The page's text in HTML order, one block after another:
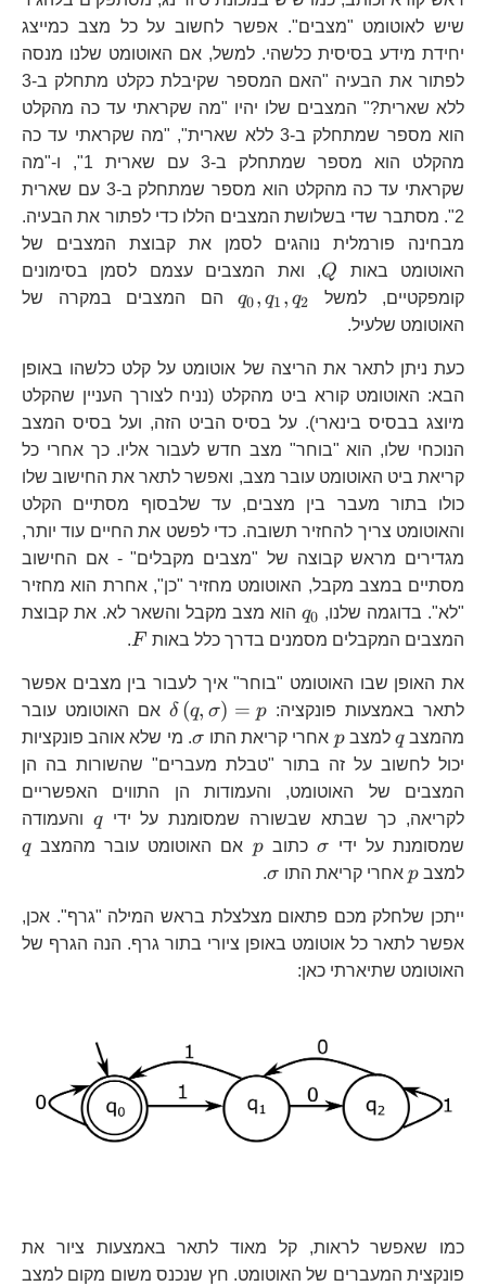
שיש לאוטומט "מצבים". אפשר לחשוב על כל מצב כמייצג
יחידת מידע בסיסית כלשהי. למשל, אם האוטומט שלנו מנסה
לפתור את הבעיה "האם המספר שקיבלת כקלט מתחלק ב-3
ללא שארית?" המצבים שלו יהיו "מה שקראתי עד כה מהקלט
הוא מספר שמתחלק ב-3 ללא שארית", "מה שקראתי עד כה
מהקלט הוא מספר שמתחלק ב-3 עם שארית 1", ו-"מה
שקראתי עד כה מהקלט הוא מספר שמתחלק ב-3 עם שארית
2". מסתבר שדי בשלושת המצבים הללו כדי לפתור את הבעיה.
מבחינה פורמלית נוהגים לסמן את קבוצת המצבים של
האוטומט באות
Q Q, ואת המצבים עצמם לסמן בסימונים
קומפקטיים, למשל
q_{0},q_{1},q_{2}
q0, q1 , q2
הם המצבים במקרה של
האוטומט שלעיל.
כעת ניתן לתאר את הריצה של אוטומט על קלט כלשהו באופן
הבא: האוטומט קורא ביט מהקלט (נניח לצורך העניין שהקלט
מיוצג בבסיס בינארי). על בסיס הביט הזה, ועל בסיס המצב
הנוכחי שלו, הוא "בוחר" מצב חדש לעבור אליו. כך אחרי כל
קריאת ביט האוטומט עובר מצב, ואפשר לתאר את החישוב שלו
כולו בתור מעבר בין מצבים, עד שלבסוף מסתיים הקלט
והאוטומט צריך להחזיר תשובה. כדי לפשט את החיים עוד יותר,
מגדירים מראש קבוצה של "מצבים מקבלים" - אם החישוב
מסתיים במצב מקבל, האוטומט מחזיר "כן", אחרת הוא מחזיר
"לא". בדוגמה שלנו,
q_{0} q0
הוא מצב מקבל והשאר לא. את קבוצת
המצבים המקבלים מסמנים בדרך כלל באות
F
F
.
את האופן שבו האוטומט "בוחר" איך לעבור בין מצבים אפשר
לתאר באמצעות פונקציה:
δ (q, σ) = p
אם האוטומט עובר
מהמצב
q qלמצב p p אחרי קריאת התו
\sigma
σ. מי שלא אוהב פונקציות
יכול לחשוב על זה בתור "טבלת מעברים" שהשורות בה הן
המצבים של האוטומט, והעמודות הן התווים האפשריים
לקריאה, כך שבתא שבשורה שמסומנת על ידי
q
q והעמודה
שמסומנת על ידי
\sigma σ כתוב p p אם האוטומט עובר מהמצבq
למצב p אחרי קריאת התו \sigma
σ
.
ייתכן שלחלק מכם פתאום מצלצלת בראש המילה "גרף". אכן,
אפשר לתאר כל אוטומט באופן ציורי בתור גרף. הנה הגרף של
האוטומט שתיארתי כאן:
כמו שאפשר לראות, קל מאוד לתאר באמצעות ציור את
פונקצית המעברים של האוטומט. חץ שנכנס משום מקום למצב